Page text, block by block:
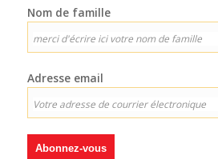
Nom de famille
Adresse email